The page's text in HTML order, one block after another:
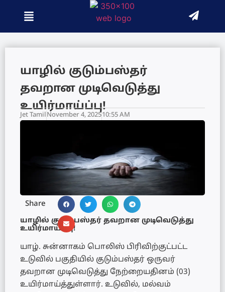
யாழில் குடும்பஸ்தர்
தவறான முடிவெடுத்து
உயிர்மாய்ப்பு!
Jet TamilNovember 4, 202510:55 AM
Share
யாழில் குடும்பஸ்தர் தவறான முடிவெடுத்து
உயிர்மாய்ப்பு!
யாழ். சுன்னாகம் பொலிஸ் பிரிவிற்குட்பட்ட
உடுவில் பகுதியில் குடும்பஸ்தர் ஒருவர்
தவறான முடிவெடுத்து நேற்றையதினம் (03)
உயிர்மாய்த்துள்ளார். உடுவில், மல்வம்